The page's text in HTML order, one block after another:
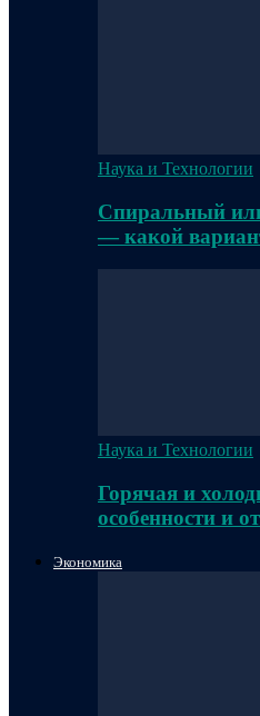
Наука и Технологии
Спиральный
— какой
Наука и Технологии
Горячая и
особенности и
Экономика